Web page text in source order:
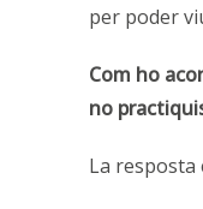
per poder
Com ho
no
La resposta